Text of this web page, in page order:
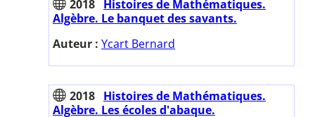
2018 Histoires de Mathématiques.
Algèbre. Le banquet des savants.
Auteur : Ycart Bernard
2018 Histoires de Mathématiques.
Algèbre. Les écoles d'abaque.